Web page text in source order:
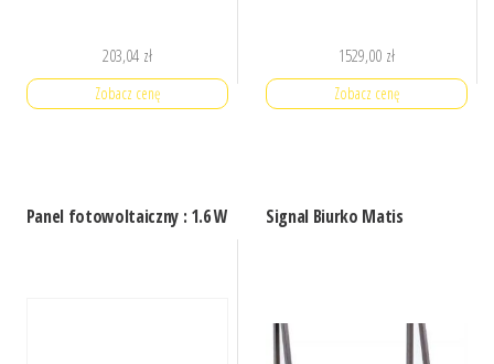
203,04 zł
Zobacz cenę
1529,00 zł
Zobacz cenę
Panel fotowoltaiczny : 1.6 W Signal Biurko Matis